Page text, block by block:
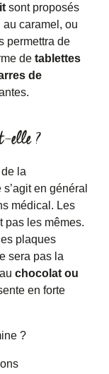
sont proposés
caramel, ou
permettra de
de tablettes
de
elle ?
la
en général
médical. Les
pas les mêmes.
plaques
sera pas la
chocolat ou
en forte
?